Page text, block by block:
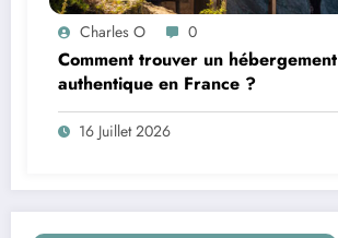
Charles O 0
Comment trouver un hébergement
authentique en France ?
16 Juillet 2026